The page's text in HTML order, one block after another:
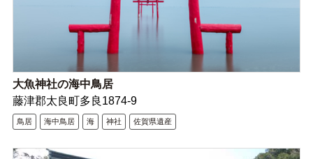
大魚神社の海中鳥居
藤津郡太良町多良1874-9
鳥居 海中鳥居 海 神社 佐賀県遺産